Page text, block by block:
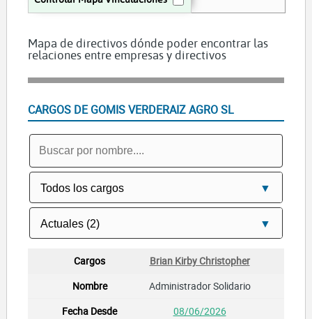
Mapa de directivos dónde poder encontrar las
relaciones entre empresas y directivos
CARGOS DE GOMIS VERDERAIZ AGRO SL
Brian Kirby Christopher
Administrador Solidario
08/06/2026